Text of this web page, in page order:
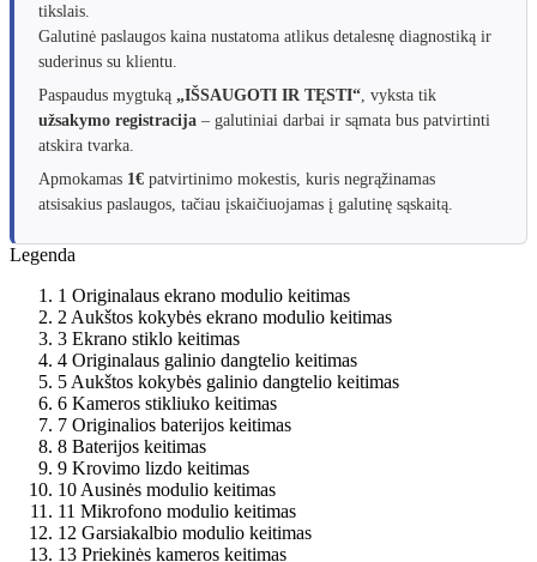
tikslais.
Galutinė paslaugos kaina nustatoma atlikus detalesnę diagnostiką ir
suderinus su klientu.
Paspaudus mygtuką „IŠSAUGOTI IR TĘSTI“ , vyksta tik
užsakymo registracija – galutiniai darbai ir sąmata bus patvirtinti
atskira tvarka.
Apmokamas 1€ patvirtinimo mokestis, kuris negrąžinamas
atsisakius paslaugos, tačiau įskaičiuojamas į galutinę sąskaitą.
Legenda
1 Originalaus ekrano modulio keitimas
2 Aukštos kokybės ekrano modulio keitimas
3 Ekrano stiklo keitimas
4 Originalaus galinio dangtelio keitimas
5 Aukštos kokybės galinio dangtelio keitimas
6 Kameros stikliuko keitimas
7 Originalios baterijos keitimas
8 Baterijos keitimas
9 Krovimo lizdo keitimas
10 Ausinės modulio keitimas
11 Mikrofono modulio keitimas
12 Garsiakalbio modulio keitimas
13 Priekinės kameros keitimas